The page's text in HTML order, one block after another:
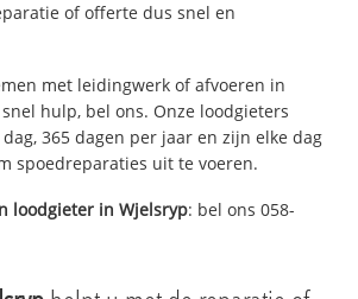
of offerte dus snel en
met leidingwerk of afvoeren in
hulp, bel ons. Onze loodgieters
365 dagen per jaar en zijn elke dag
spoedreparaties uit te voeren.
loodgieter inWjelsryp: bel ons 058-